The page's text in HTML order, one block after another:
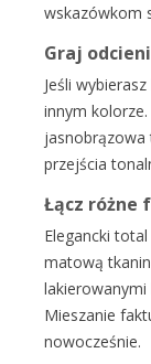
wskazówkom
Graj
Jeśli
innym
jasnobrązowa
przejścia
Łącz różne
Elegancki
matową
Mieszanie
nowocześnie.